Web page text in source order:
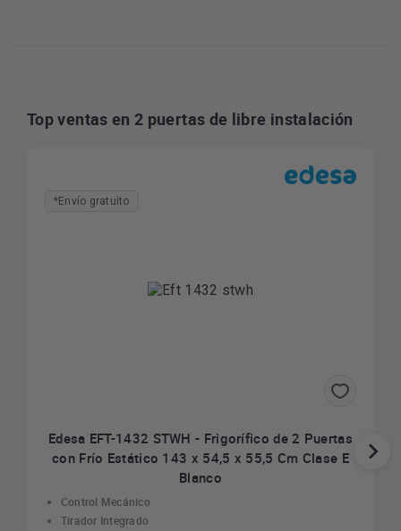
Top ventas en 2 puertas de libre instalación
*Envío gratuito
Edesa EFT-1432 STWH - Frigorífico de 2 Puertas
con Frío Estático 143 x 54,5 x 55,5 Cm Clase E
Blanco
Control Mecánico
Tirador Integrado